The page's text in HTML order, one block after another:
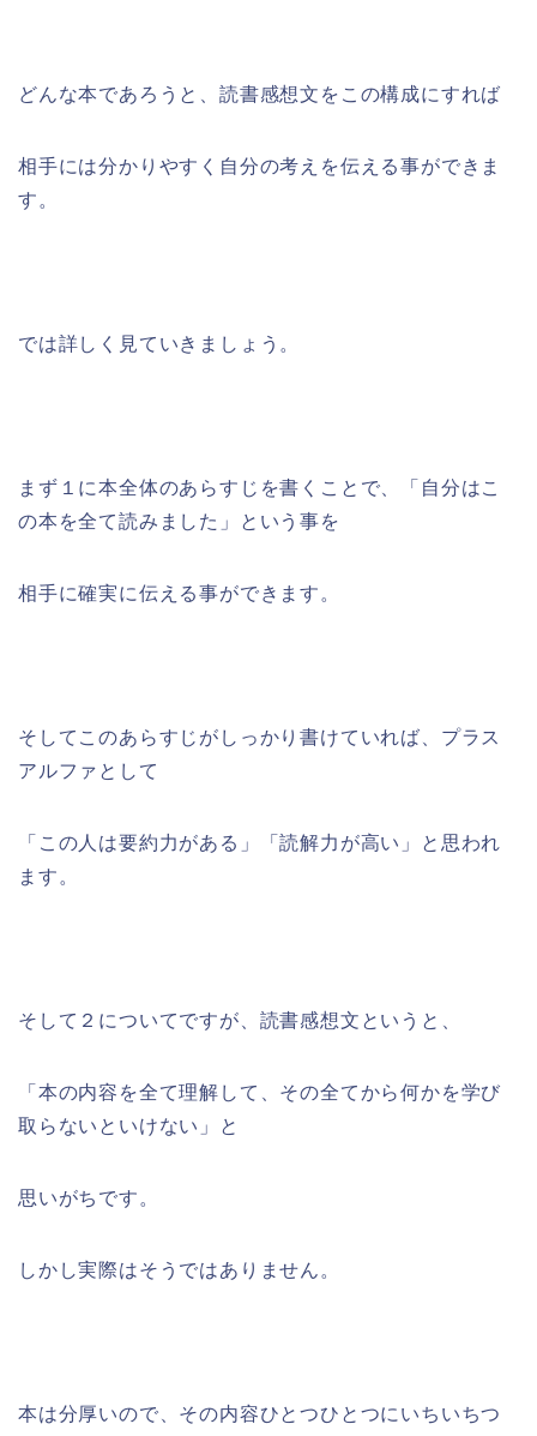
どんな本であろうと、読書感想文をこの構成にすれば
相手には分かりやすく自分の考えを伝える事ができま
す。
では詳しく見ていきましょう。
まず１に本全体のあらすじを書くことで、「自分はこ
の本を全て読みました」という事を
相手に確実に伝える事ができます。
そしてこのあらすじがしっかり書けていれば、プラス
アルファとして
「この人は要約力がある」「読解力が高い」と思われ
ます。
そして２についてですが、読書感想文というと、
「本の内容を全て理解して、その全てから何かを学び
取らないといけない」と
思いがちです。
しかし実際はそうではありません。
本は分厚いので、その内容ひとつひとつにいちいちつ